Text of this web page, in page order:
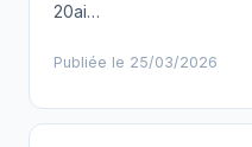
20ai…
Publiée le 25/03/2026